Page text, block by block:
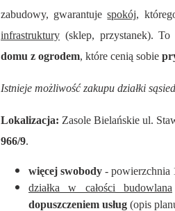
zabudowy, gwarantujespokój,
infrastruktury (sklep, przystanek).
domu z ogrodem, które cenią sobie
Istnieje możliwość zakupu działki
Lokalizacja: Zasole Bielańskie ul.
966/9.
więcej swobody - powierzchnia
działka w całości budowlana
dopuszczeniem usług (opis